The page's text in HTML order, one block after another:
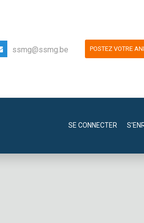
POSTEZ VOTRE
ssmg@ssmg.be
SE CONNECTER